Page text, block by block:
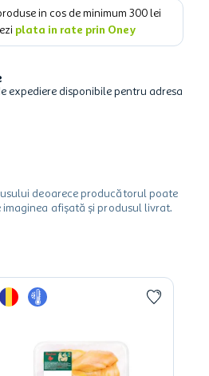
in cos de minimum 300 lei
plata in rate prin Oney
expediere disponibile pentru adresa
deoarece producătorul poate
afișată și produsul livrat.